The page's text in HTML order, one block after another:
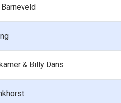
Barneveld
& Billy Dans